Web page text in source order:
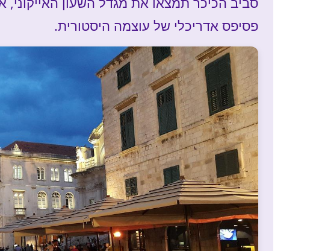
פסיפס אדריכלי של עוצמה היסטורית.